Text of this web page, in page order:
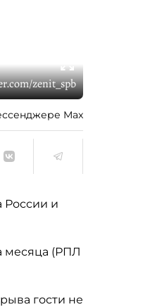
zenit_spb
Max
России и
месяца (РПЛ
гости не